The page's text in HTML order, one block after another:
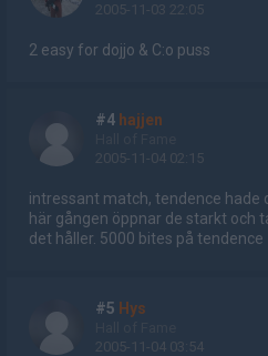
2005-11-03 22:05
2 easy for dojjo & C:o puss
#4 hajjen
2005-11-04 02:15
intressant match, tendence hade
här gången öppnar de starkt och
det håller. 5000 bites på tendence
#5 Hys
2005-11-04 03:54